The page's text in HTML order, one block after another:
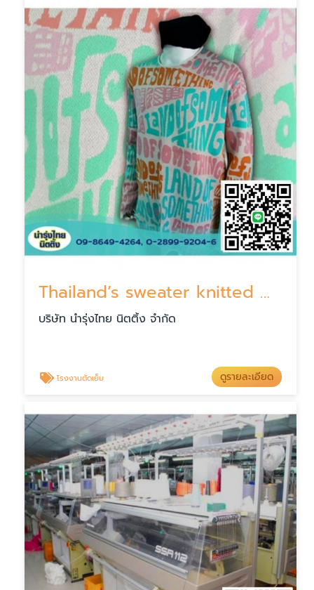
Thailand’s sweater knitted made to order.
บริษัท นำรุ่งไทย นิตติ้ง จำกัด
โรงงานตัดเย็บ ดูรายละเอียด